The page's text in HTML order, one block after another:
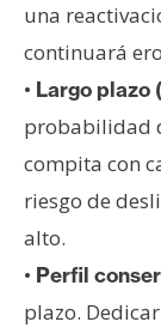
una
continuará
• Largo plazo
probabilidad
compita con
riesgo de
alto.
• Perfil
plazo.